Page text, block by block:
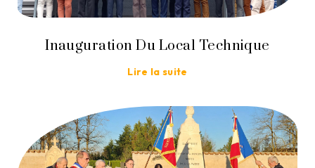
Inauguration Du Local Technique
Lire la suite